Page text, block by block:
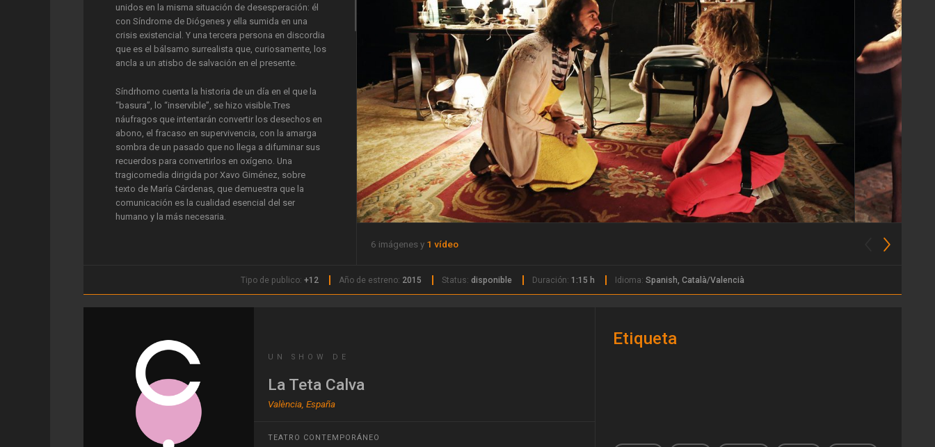
unidos en la misma situación de desesperación: él
con Síndrome de Diógenes y ella sumida en una
crisis existencial. Y una tercera persona en discordia
que es el bálsamo surrealista que, curiosamente, los
ancla a un atisbo de salvación en el presente.
Síndrhomo cuenta la historia de un día en el que la
“basura”, lo “inservible”, se hizo visible.Tres
náufragos que intentarán convertir los desechos en
abono, el fracaso en supervivencia, con la amarga
sombra de un pasado que no llega a difuminar sus
recuerdos para convertirlos en oxígeno. Una
tragicomedia dirigida por Xavo Giménez, sobre
texto de María Cárdenas, que demuestra que la
comunicación es la cualidad esencial del ser
humano y la más necesaria.
excéntricos que sin duda te fascinará.
que cambió la mierda por abono.
6 imágenes y 1 vídeo
Tipo de publico: +12 Año de estreno: 2015 Status: disponible Duración: 1:15 h Idioma: Spanish, Català/Valencià
UN SHOW DE
La Teta Calva
València, España
TEATRO CONTEMPORÁNEO
Etiqueta